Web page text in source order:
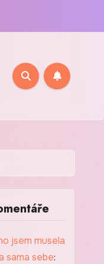
jsem musela
sama sebe: